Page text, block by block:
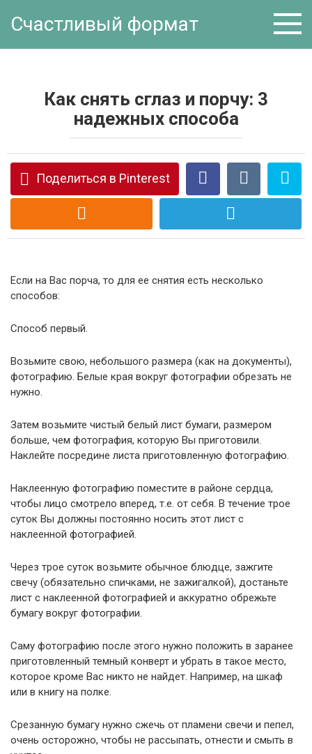
Счастливый формат
Как снять сглаз и порчу: 3
надежных способа
Поделиться в Pinterest
Если на Вас порча, то для ее снятия есть несколько
способов:
Способ первый.
Возьмите свою, небольшого размера (как на документы),
фотографию. Белые края вокруг фотографии обрезать не
нужно.
Затем возьмите чистый белый лист бумаги, размером
больше, чем фотография, которую Вы приготовили.
Наклейте посредине листа приготовленную фотографию.
Наклеенную фотографию поместите в районе сердца,
чтобы лицо смотрело вперед, т.е. от себя. В течение трое
суток Вы должны постоянно носить этот лист с
наклеенной фотографией.
Через трое суток возьмите обычное блюдце, зажгите
свечу (обязательно спичками, не зажигалкой), достаньте
лист с наклеенной фотографией и аккуратно обрежьте
бумагу вокруг фотографии.
Саму фотографию после этого нужно положить в заранее
приготовленный темный конверт и убрать в такое место,
которое кроме Вас никто не найдет. Например, на шкаф
или в книгу на полке.
Срезанную бумагу нужно сжечь от пламени свечи и пепел,
очень осторожно, чтобы не рассыпать, отнести и смыть в